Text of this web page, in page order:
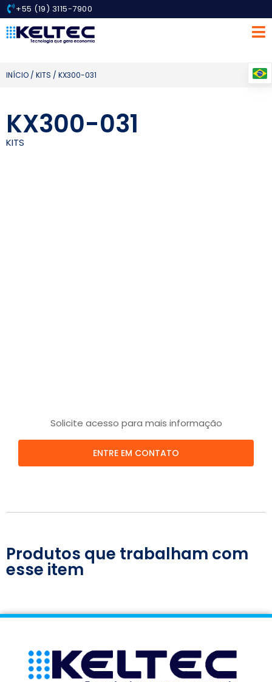
+55 (19) 3115-7900
INÍCIO / KITS / KX300-031
KX300-031
KITS
Solicite acesso para mais informação
ENTRE EM CONTATO
Produtos que trabalham com
esse item